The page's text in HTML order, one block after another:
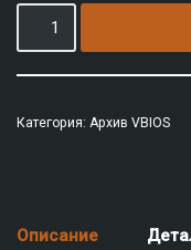
Категория: Архив VBIOS
Описание